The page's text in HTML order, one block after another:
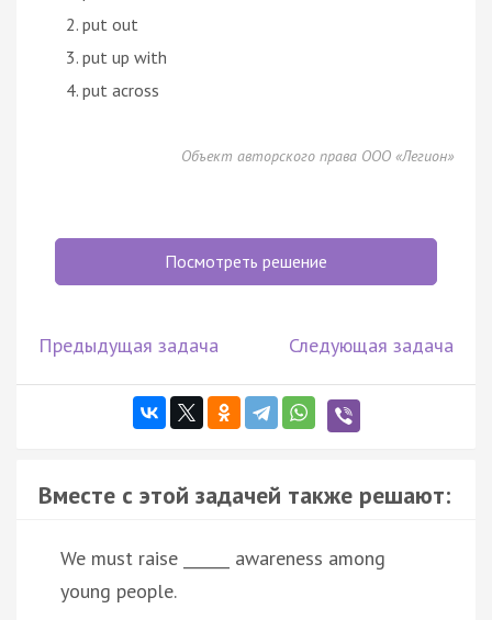
put out
put up with
put across
Объект авторского права ООО «Легион»
Посмотреть решение
Предыдущая задача Следующая задача
Вместе с этой задачей также решают:
We must raise ______ awareness among
young people.